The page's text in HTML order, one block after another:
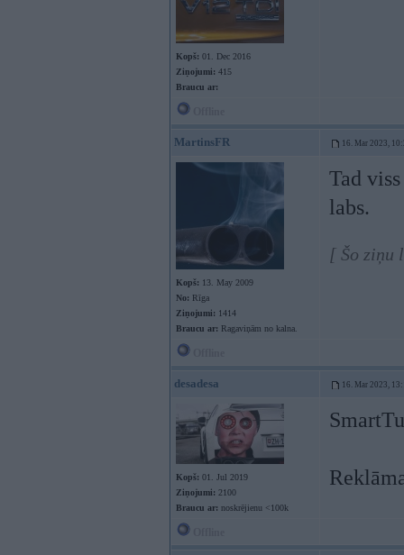
Kopš: 01. Dec 2016
Ziņojumi: 415
Braucu ar:
MartinsFR 16. Mar 2023,
Kopš: 13. May 2009
No: Rīga
Ziņojumi: 1414
Braucu ar: Ragaviņām no kalna.
Tad
labs.
[ Šo ziņu
desadesa 16. Mar 2023,
Kopš: 01. Jul 2019
Ziņojumi: 2100
Braucu ar: noskrējienu <100k